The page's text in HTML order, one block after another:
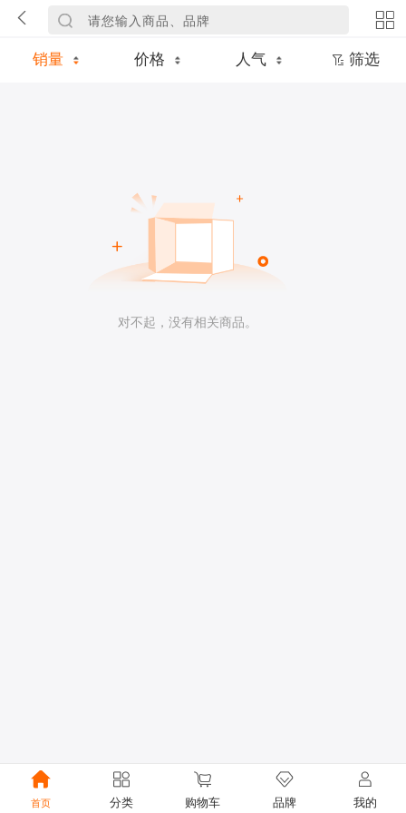
销量 价格 人气 筛选
对不起，没有相关商品。
首页 分类 购物车 品牌 我的